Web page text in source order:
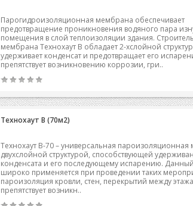
Парогидроизоляционная мембрана обеспечивает
предотвращение проникновения водяного пара
помещения в слой теплоизоляции здания.
мембрана Технохаут В обладает 2-хслойной
удерживает конденсат и предотвращает его
препятствует возникновению коррозии, гри..
Технохаут В (70м2)
Технохаут B-70 – универсальная
двухслойной структурой, способствующей
конденсата и его последующему испарению.
широко применяется при проведении таких
пароизоляция кровли, стен, перекрытий между
препятствует возникн..